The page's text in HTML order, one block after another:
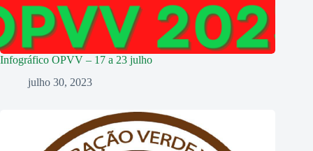
Infográfico OPVV – 17 a 23 julho
julho 30, 2023